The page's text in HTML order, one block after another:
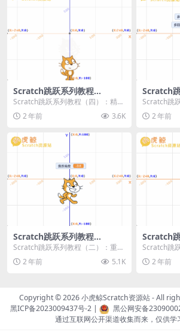
Scratch跳跃系列教程
（四）：精准着陆
Scratch跳跃系列教程（四）：精准
着陆 作者：小虎鲸Scratch资源站
... 2 年前 3.6K
Scratch
（三）：
Scratch跳
跳跃 作者
连...2 年前
Scratch跳跃系列教程
（二）：重力跳跃
Scratch跳跃系列教程（二）：重力
跳跃 作者：小虎鲸Scratch资源站
按...2 年前 5.1K
Scratch
（一）：
Scratch跳
跳跃 作者
按...2 年前
Copyright © 2026小虎鲸Scratch资源站- All
黑ICP备2023009437号-2| 黑公网安备
通过互联网公开渠道收集而来，仅供学